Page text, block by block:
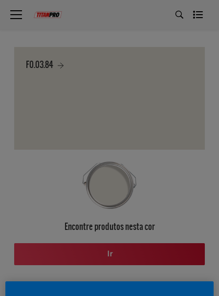
F0.03.84
Encontre produtos nesta cor
Ir